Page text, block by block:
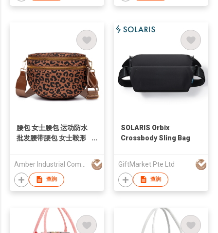
腰包 女士腰包 运动防水
批发腰带腰包 女士鞍形
查詢
SOLARIS Orbix
Crossbody Sling Bag
GiftMarket Pte Ltd
查詢